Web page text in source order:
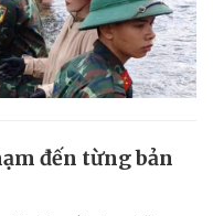
đến từng bản